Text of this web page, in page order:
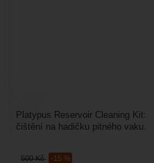
500Kč -15 %
Platypus Reservoir Cleaning Kit:
čištění na hadičku pitného vaku.
vyčistíte...